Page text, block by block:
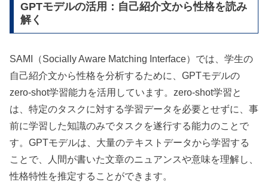
GPTモデルの活用：自己紹介文から性格を読み
解く
SAMI（Socially Aware Matching Interface）では、学生の
自己紹介文から性格を分析するために、GPTモデルの
zero-shot学習能力を活用しています。zero-shot学習と
は、特定のタスクに対する学習データを必要とせずに、事
前に学習した知識のみでタスクを遂行する能力のことで
す。GPTモデルは、大量のテキストデータから学習する
ことで、人間が書いた文章のニュアンスや意味を理解し、
性格特性を推定することができます。